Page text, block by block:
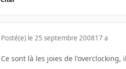
Posté(e) le 25 septembre 200817 a
Ce sont là les joies de